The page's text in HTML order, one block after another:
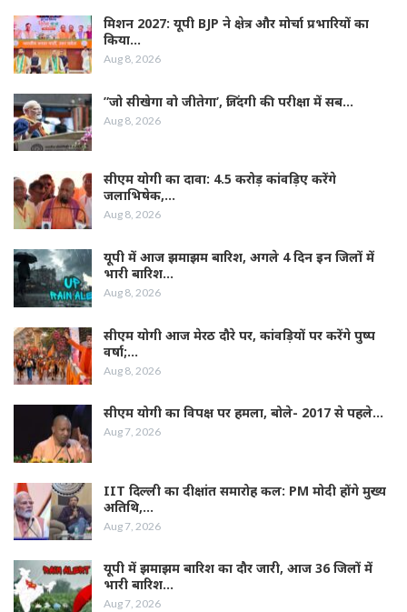
मिशन 2027: यूपी BJP ने क्षेत्र और मोर्चा प्रभारियों का
किया…
Aug 8, 2026
”जो सीखेगा वो जीतेगा’, जिंदगी की परीक्षा में सब…
Aug 8, 2026
सीएम योगी का दावा: 4.5 करोड़ कांवड़िए करेंगे
जलाभिषेक,…
Aug 8, 2026
यूपी में आज झमाझम बारिश, अगले 4 दिन इन जिलों में
भारी बारिश…
Aug 8, 2026
सीएम योगी आज मेरठ दौरे पर, कांवड़ियों पर करेंगे पुष्प
वर्षा;…
Aug 8, 2026
सीएम योगी का विपक्ष पर हमला, बोले- 2017 से पहले…
Aug 7, 2026
IIT दिल्ली का दीक्षांत समारोह कल: PM मोदी होंगे मुख्य
अतिथि,…
Aug 7, 2026
यूपी में झमाझम बारिश का दौर जारी, आज 36 जिलों में
भारी बारिश…
Aug 7, 2026